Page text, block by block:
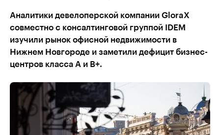
Аналитики девелоперской компании GloraX
совместно с консалтинговой группой IDEM
изучили рынок офисной недвижимости в
Нижнем Новгороде и заметили дефицит бизнес-
центров класса А и В+.